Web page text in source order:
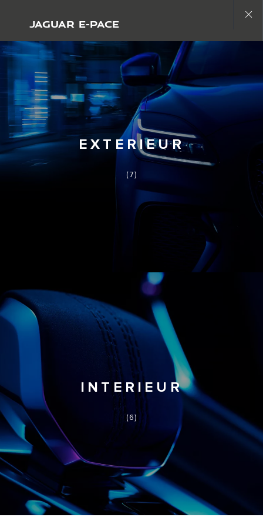
JAGUAR E-PACE
Close
gallery
EXTERIEUR
(7)
INTERIEUR
(6)